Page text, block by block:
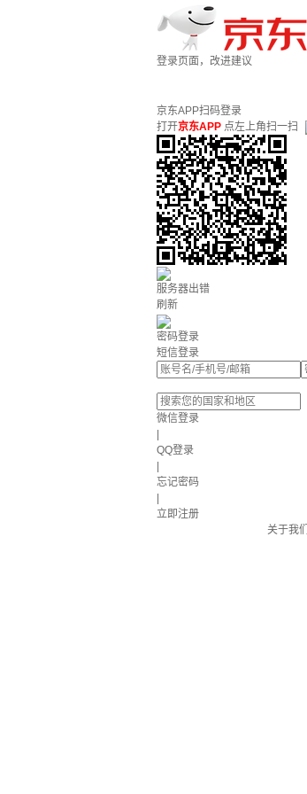
登录页面，改进建议
京东APP扫码登录
打开京东APP 点左上角扫一扫
服务器出错
刷新
密码登录
短信登录
微信登录
QQ登录
忘记密码
立即注册
关于我们